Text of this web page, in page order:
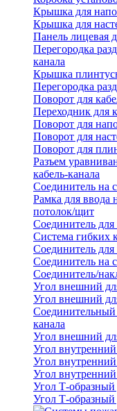
Крышка для
Крышка для
Панель лицевая
Перегородка
канала
Крышка
Перегородка
Поворот для
Переходник для
Поворот для
Поворот для
Поворот для
Разъем
кабель-канала
Соединитель на
Рамка для ввода
потолок/щит
Соединитель для
Система гибких
Соединитель для
Соединитель на
Соединитель/
Угол внешний
Угол внешний
Соединительный
канала
Угол внешний
Угол внутренний
Угол внутренний
Угол внутренний
Угол Т-образный
Угол Т-образный